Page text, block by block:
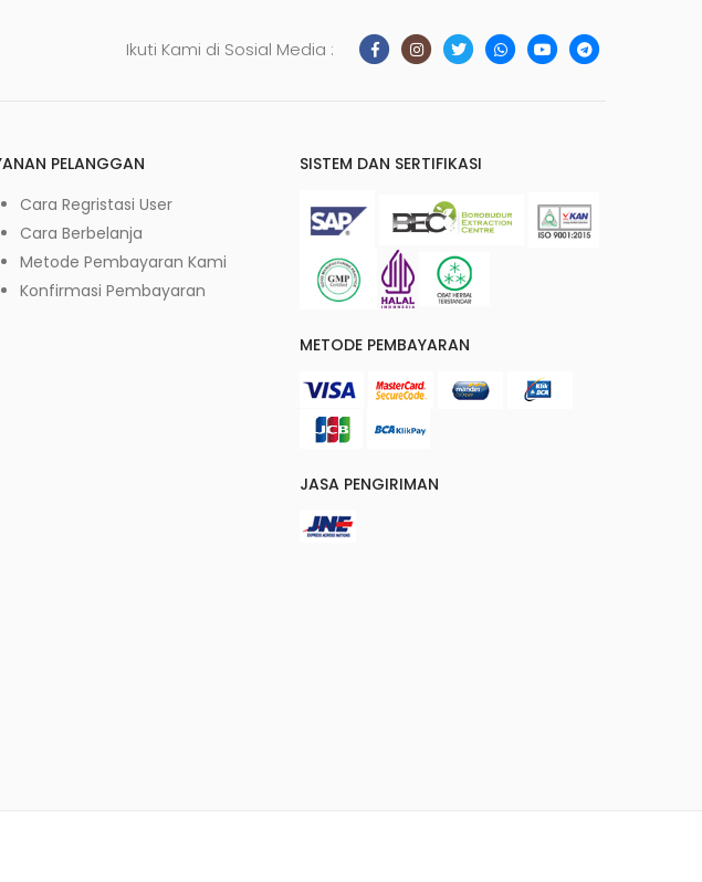
Ikuti Kami di Sosial Media :
PELANGGAN
Cara Regristasi User
Cara Berbelanja
Metode Pembayaran Kami
Konfirmasi Pembayaran
SISTEM DAN SERTIFIKASI
METODE PEMBAYARAN
JASA PENGIRIMAN